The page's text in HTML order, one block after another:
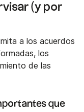
(y por
a los acuerdos
los
de las
que